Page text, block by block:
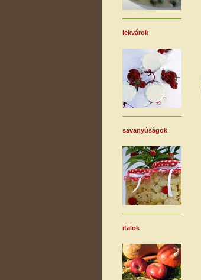
lekvárok
savanyúságok
italok